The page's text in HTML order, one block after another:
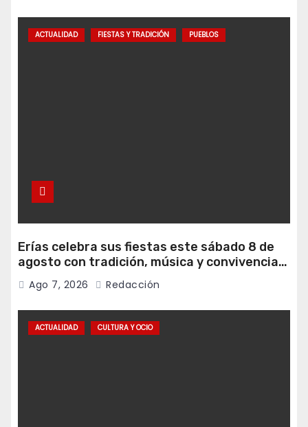
ACTUALIDAD FIESTAS Y TRADICIÓN PUEBLOS
Erías celebra sus fiestas este sábado 8 de
agosto con tradición, música y convivencia
vecinal
Ago 7, 2026 Redacción
ACTUALIDAD CULTURA Y OCIO